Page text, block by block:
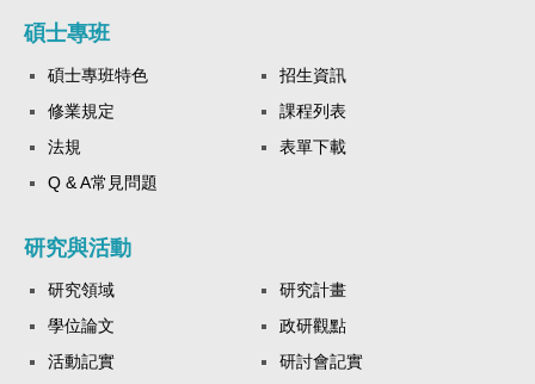
碩士專班
碩士專班特色
招生資訊
修業規定
課程列表
法規
表單下載
Q & A常見問題
研究與活動
研究領域
研究計畫
學位論文
政研觀點
活動記實
研討會記實